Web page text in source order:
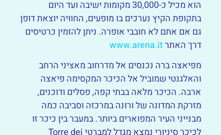
הוא מכיל כ-30,000 מקומות ישיבה ועד היום
בתקופת הקיץ נערכים בו מופעים, החוויה יוצאת דופן
גם אם אתם לא חובבי אופרה. ניתן להזמין כרטיסים
דרך האתרwww.arena.it
מפיאצה ברה נכנסים אל מדרחוב מאציני הרחב
והאלגנטי שמוביל אל הכיכר המקסימה פיאצה
ארבה. הכיכר מלאה בבתי קפה, פסלים ודוכנים,
מזרקת המדונה של ורונה במרכזה וסביבה כמה
מבנייני העיר המפוארים ביותר. במעבר בין כיכר זו